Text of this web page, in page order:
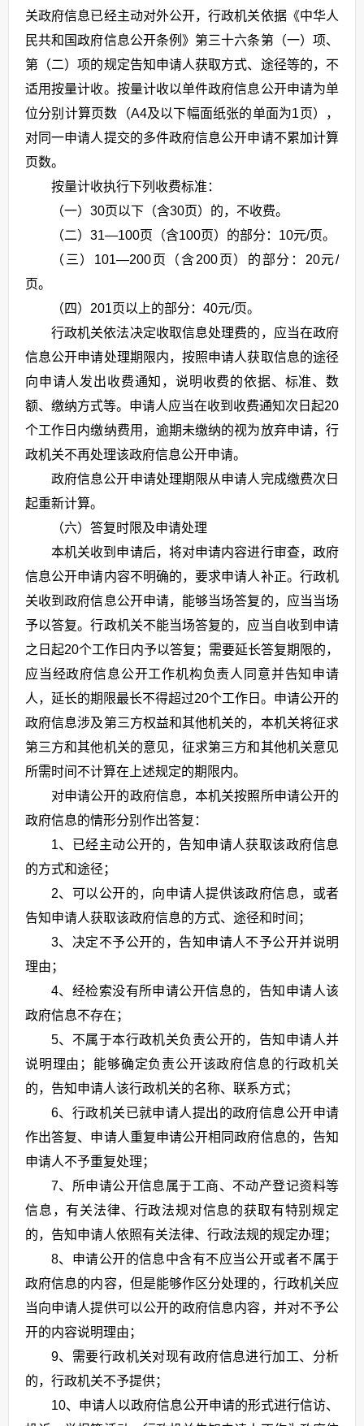
关政府信息已经主动对外公开，行政机关依据《中华人
民共和国政府信息公开条例》第三十六条第（一）项、
第（二）项的规定告知申请人获取方式、途径等的，不
适用按量计收。按量计收以单件政府信息公开申请为单
位分别计算页数（A4及以下幅面纸张的单面为1页），
对同一申请人提交的多件政府信息公开申请不累加计算
页数。
按量计收执行下列收费标准：
（一）30页以下（含30页）的，不收费。
（二）31—100页（含100页）的部分：10元/页。
（三）101—200页（含200页）的部分：20元/
页。
（四）201页以上的部分：40元/页。
行政机关依法决定收取信息处理费的，应当在政府
信息公开申请处理期限内，按照申请人获取信息的途径
向申请人发出收费通知，说明收费的依据、标准、数
额、缴纳方式等。申请人应当在收到收费通知次日起20
个工作日内缴纳费用，逾期未缴纳的视为放弃申请，行
政机关不再处理该政府信息公开申请。
政府信息公开申请处理期限从申请人完成缴费次日
起重新计算。
（六）答复时限及申请处理
本机关收到申请后，将对申请内容进行审查，政府
信息公开申请内容不明确的，要求申请人补正。行政机
关收到政府信息公开申请，能够当场答复的，应当当场
予以答复。行政机关不能当场答复的，应当自收到申请
之日起20个工作日内予以答复；需要延长答复期限的，
应当经政府信息公开工作机构负责人同意并告知申请
人，延长的期限最长不得超过20个工作日。申请公开的
政府信息涉及第三方权益和其他机关的，本机关将征求
第三方和其他机关的意见，征求第三方和其他机关意见
所需时间不计算在上述规定的期限内。
对申请公开的政府信息，本机关按照所申请公开的
政府信息的情形分别作出答复：
1、已经主动公开的，告知申请人获取该政府信息
的方式和途径；
2、可以公开的，向申请人提供该政府信息，或者
告知申请人获取该政府信息的方式、途径和时间；
3、决定不予公开的，告知申请人不予公开并说明
理由；
4、经检索没有所申请公开信息的，告知申请人该
政府信息不存在；
5、不属于本行政机关负责公开的，告知申请人并
说明理由；能够确定负责公开该政府信息的行政机关
的，告知申请人该行政机关的名称、联系方式；
6、行政机关已就申请人提出的政府信息公开申请
作出答复、申请人重复申请公开相同政府信息的，告知
申请人不予重复处理；
7、所申请公开信息属于工商、不动产登记资料等
信息，有关法律、行政法规对信息的获取有特别规定
的，告知申请人依照有关法律、行政法规的规定办理；
8、申请公开的信息中含有不应当公开或者不属于
政府信息的内容，但是能够作区分处理的，行政机关应
当向申请人提供可以公开的政府信息内容，并对不予公
开的内容说明理由；
9、需要行政机关对现有政府信息进行加工、分析
的，行政机关不予提供；
10、申请人以政府信息公开申请的形式进行信访、